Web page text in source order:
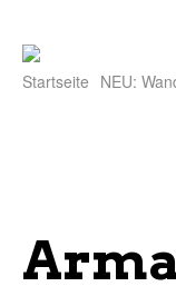
Startseite NEU: